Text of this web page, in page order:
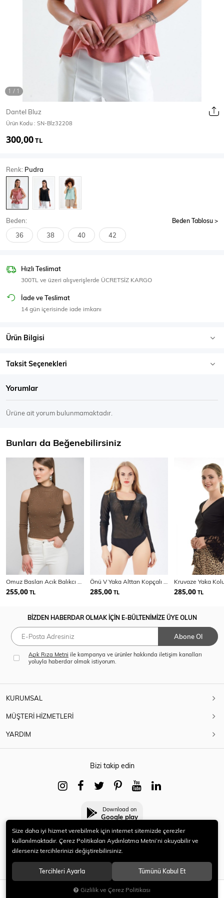
Mont & Kaban Yağmurluk
T-Shirt
Body
SPOR GİYİM
Eşofman Üstü
Dantel Bluz
Ürün Kodu : SN-Blz32208
300,00TL
Renk: Pudra
Beden: Beden Tablosu
36 38 40 42
SEPETE EKLE
Hızlı Teslimat
300TL ve üzeri alışverişlerde ÜCRETSİZ KARGO
İade ve Teslimat
14 gün içerisinde iade imkanı
Ürün Bilgisi
Taksit Seçenekleri
Yorumlar
Ürüne ait yorum bulunmamaktadır.
Bunları da Beğenebilirsiniz
255,00 TL 285,00 TL 285,00 TL
BİZDEN HABERDAR OLMAK İÇİN E-BÜLTENİMİZE ÜYE OLUN
Abone Ol
Açık Rıza Metni ile kampanya ve ürünler hakkında iletişim kanalları
yoluyla haberdar olmak istiyorum.
KURUMSAL
MÜŞTERİ HİZMETLERİ
YARDIM
Bizi takip edin
Download on
Google play
© 2021 HERYENİ. Tüm hakları saklıdır.
Size daha iyi hizmet verebilmek için internet sitemizde çerezler
kullanılmaktadır. Çerez Politikaları Aydınlatma Metni’ni okuyabilir ve
dilerseniz tercihlerinizi değiştirebilirsiniz.
Tercihleri Ayarla Tümünü Kabul Et
Gizlilik ve Çerez Politikası